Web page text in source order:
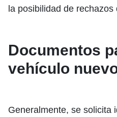
la posibilidad de rechazos
Documentos
vehículo
Generalmente, se solicita